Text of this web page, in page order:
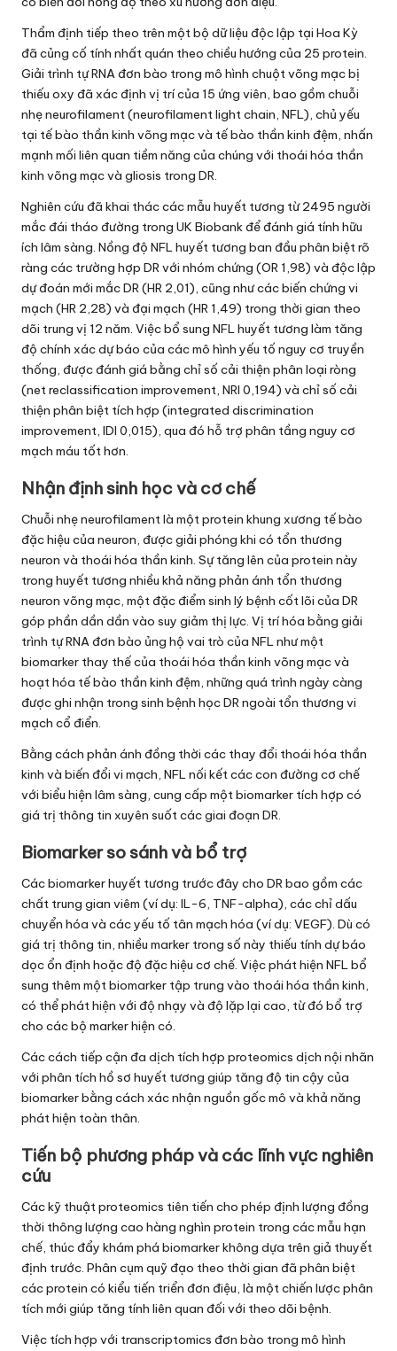
Thẩm định tiếp theo trên một bộ dữ liệu độc lập tại Hoa Kỳ
đã củng cố tính nhất quán theo chiều hướng của 25 protein.
Giải trình tự RNA đơn bào trong mô hình chuột võng mạc bị
thiếu oxy đã xác định vị trí của 15 ứng viên, bao gồm chuỗi
nhẹ neurofilament (neurofilament light chain, NFL), chủ yếu
tại tế bào thần kinh võng mạc và tế bào thần kinh đệm, nhấn
mạnh mối liên quan tiềm năng của chúng với thoái hóa thần
kinh võng mạc và gliosis trong DR.
Nghiên cứu đã khai thác các mẫu huyết tương từ 2495 người
mắc đái tháo đường trong UK Biobank để đánh giá tính hữu
ích lâm sàng. Nồng độ NFL huyết tương ban đầu phân biệt rõ
ràng các trường hợp DR với nhóm chứng (OR 1,98) và độc lập
dự đoán mới mắc DR (HR 2,01), cũng như các biến chứng vi
mạch (HR 2,28) và đại mạch (HR 1,49) trong thời gian theo
dõi trung vị 12 năm. Việc bổ sung NFL huyết tương làm tăng
độ chính xác dự báo của các mô hình yếu tố nguy cơ truyền
thống, được đánh giá bằng chỉ số cải thiện phân loại ròng
(net reclassification improvement, NRI 0,194) và chỉ số cải
thiện phân biệt tích hợp (integrated discrimination
improvement, IDI 0,015), qua đó hỗ trợ phân tầng nguy cơ
mạch máu tốt hơn.
Nhận định sinh học và cơ chế
Chuỗi nhẹ neurofilament là một protein khung xương tế bào
đặc hiệu của neuron, được giải phóng khi có tổn thương
neuron và thoái hóa thần kinh. Sự tăng lên của protein này
trong huyết tương nhiều khả năng phản ánh tổn thương
neuron võng mạc, một đặc điểm sinh lý bệnh cốt lõi của DR
góp phần dần dần vào suy giảm thị lực. Vị trí hóa bằng giải
trình tự RNA đơn bào ủng hộ vai trò của NFL như một
biomarker thay thế của thoái hóa thần kinh võng mạc và
hoạt hóa tế bào thần kinh đệm, những quá trình ngày càng
được ghi nhận trong sinh bệnh học DR ngoài tổn thương vi
mạch cổ điển.
Bằng cách phản ánh đồng thời các thay đổi thoái hóa thần
kinh và biến đổi vi mạch, NFL nối kết các con đường cơ chế
với biểu hiện lâm sàng, cung cấp một biomarker tích hợp có
giá trị thông tin xuyên suốt các giai đoạn DR.
Biomarker so sánh và bổ trợ
Các biomarker huyết tương trước đây cho DR bao gồm các
chất trung gian viêm (ví dụ: IL-6, TNF-alpha), các chỉ dấu
chuyển hóa và các yếu tố tân mạch hóa (ví dụ: VEGF). Dù có
giá trị thông tin, nhiều marker trong số này thiếu tính dự báo
dọc ổn định hoặc độ đặc hiệu cơ chế. Việc phát hiện NFL bổ
sung thêm một biomarker tập trung vào thoái hóa thần kinh,
có thể phát hiện với độ nhạy và độ lặp lại cao, từ đó bổ trợ
cho các bộ marker hiện có.
Các cách tiếp cận đa dịch tích hợp proteomics dịch nội nhãn
với phân tích hồ sơ huyết tương giúp tăng độ tin cậy của
biomarker bằng cách xác nhận nguồn gốc mô và khả năng
phát hiện toàn thân.
Tiến bộ phương pháp và các lĩnh vực nghiên
cứu
Các kỹ thuật proteomics tiên tiến cho phép định lượng đồng
thời thông lượng cao hàng nghìn protein trong các mẫu hạn
chế, thúc đẩy khám phá biomarker không dựa trên giả thuyết
định trước. Phân cụm quỹ đạo theo thời gian đã phân biệt
các protein có kiểu tiến triển đơn điệu, là một chiến lược phân
tích mới giúp tăng tính liên quan đối với theo dõi bệnh.
Việc tích hợp với transcriptomics đơn bào trong mô hình